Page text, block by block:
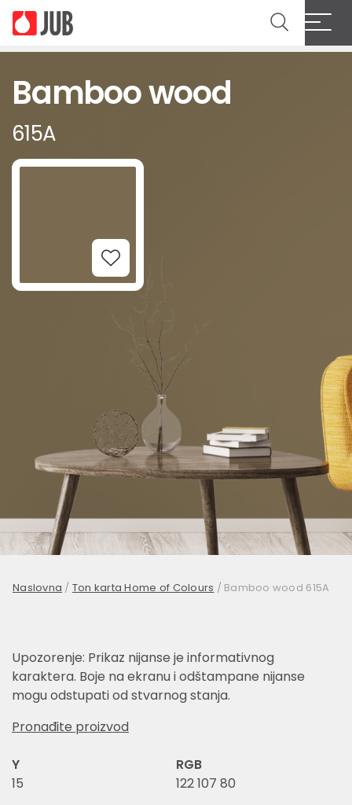
Bamboo wood
615A
Add to Wishlist
Naslovna / Ton karta Home of Colours / Bamboo wood 615A
Upozorenje: Prikaz nijanse je informativnog
karaktera. Boje na ekranu i odštampane nijanse
mogu odstupati od stvarnog stanja.
Pronađite proizvod
Y
15
RGB
122 107 80